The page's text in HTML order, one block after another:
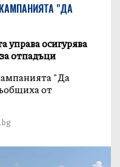
"ДА
управа осигурява
отпадъци
"Да
от